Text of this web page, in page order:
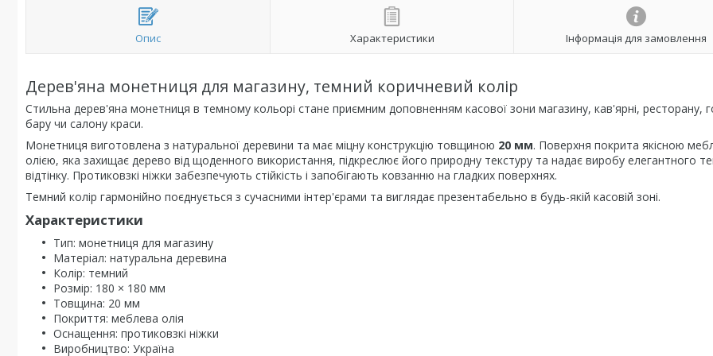
Опис Характеристики Інформація для замовлення
Дерев'яна монетниця для магазину, темний коричневий колір
Стильна дерев'яна монетниця в темному кольорі стане приємним доповненням касової зони магазину, кав'ярні, ресторану,
бару чи салону краси.
Монетниця виготовлена з натуральної деревини та має міцну конструкцію товщиною 20 мм. Поверхня покрита якісною
олією, яка захищає дерево від щоденного використання, підкреслює його природну текстуру та надає виробу елегантного
відтінку. Протиковзкі ніжки забезпечують стійкість і запобігають ковзанню на гладких поверхнях.
Темний колір гармонійно поєднується з сучасними інтер'єрами та виглядає презентабельно в будь-якій касовій зоні.
Характеристики
Тип: монетниця для магазину
Матеріал: натуральна деревина
Колір: темний
Розмір: 180 × 180 мм
Товщина: 20 мм
Покриття: меблева олія
Оснащення: протиковзкі ніжки
Виробництво: Україна